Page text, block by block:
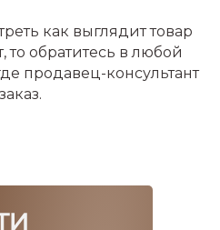
как выглядит товар
обратитесь в любой
продавец-консультант